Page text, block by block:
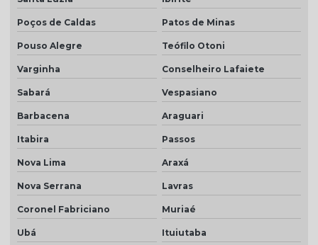
Telha resinada portuguesa
Telha resinada preço
Telha romana natural
Telha romana preço m2
Telha romana resinada
Telha selote
Telha transparente americana
Telha transparente americana preço
Poços de Caldas Patos de Minas
Pouso Alegre Teófilo Otoni
Varginha Conselheiro Lafaiete
Sabará Vespasiano
Barbacena Araguari
Itabira Passos
Nova Lima Araxá
Nova Serrana Lavras
Coronel Fabriciano Muriaé
Ubá Ituiutaba